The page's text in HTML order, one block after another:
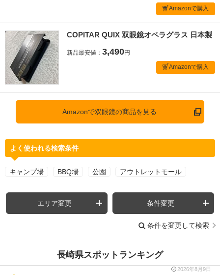
Amazonで購入
COPITAR QUIX 双眼鏡オペラグラス 日本製
新品最安値： 3,490円
Amazonで購入
Amazonで双眼鏡の商品を見る
よく使われる検索条件
キャンプ場 BBQ場 公園 アウトレットモール
エリア変更 条件変更
条件を変更して検索
長崎県スポットランキング
2026年8月9日